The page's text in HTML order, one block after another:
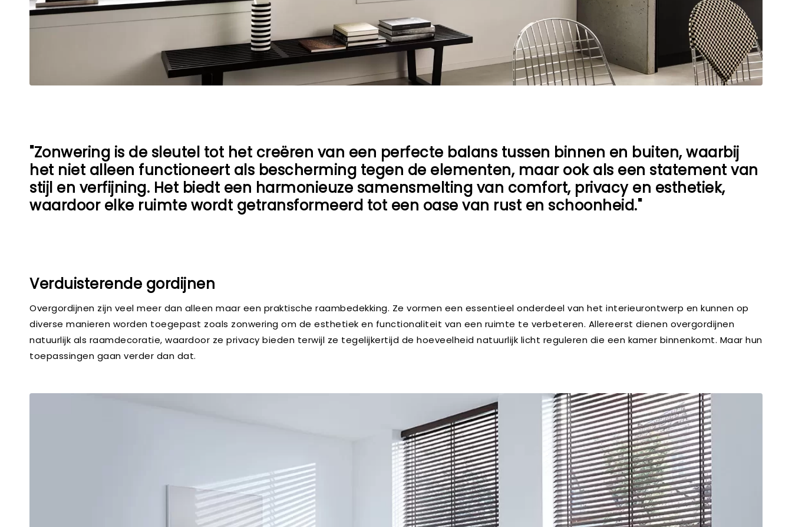
"Zonwering is de sleutel tot het creëren van een perfecte balans tussen binnen en buiten, waarbij
het niet alleen functioneert als bescherming tegen de elementen, maar ook als een statement van
stijl en verfijning. Het biedt een harmonieuze samensmelting van comfort, privacy en esthetiek,
waardoor elke ruimte wordt getransformeerd tot een oase van rust en schoonheid."
Verduisterende gordijnen
Overgordijnen zijn veel meer dan alleen maar een praktische raambedekking. Ze vormen een essentieel onderdeel van het interieurontwerp en kunnen op
diverse manieren worden toegepast zoals zonwering om de esthetiek en functionaliteit van een ruimte te verbeteren. Allereerst dienen overgordijnen
natuurlijk als raamdecoratie, waardoor ze privacy bieden terwijl ze tegelijkertijd de hoeveelheid natuurlijk licht reguleren die een kamer binnenkomt. Maar hun
toepassingen gaan verder dan dat.